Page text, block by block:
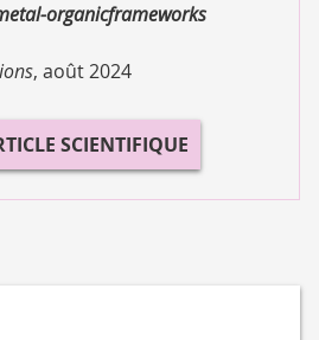
organicframeworks
, août 2024
SCIENTIFIQUE